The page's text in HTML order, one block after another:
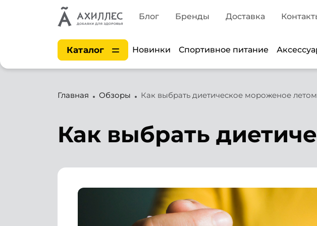
Блог Бренды Доставка
Каталог Новинки Спортивное питание
Главная Обзоры Как выбрать диетическое мороженое летом
Как выбрать